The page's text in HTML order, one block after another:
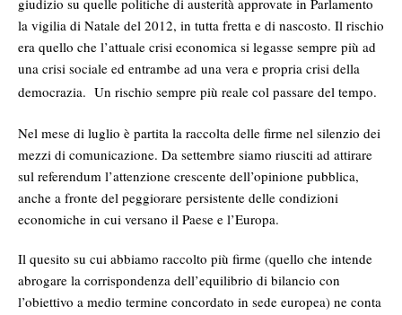
giudizio su quelle politiche di austerità approvate in Parlamento
la vigilia di Natale del 2012, in tutta fretta e di nascosto. Il rischio
era quello che l’attuale crisi economica si legasse sempre più ad
una crisi sociale ed entrambe ad una vera e propria crisi della
democrazia. Un rischio sempre più reale col passare del tempo.
Nel mese di luglio è partita la raccolta delle firme nel silenzio dei
mezzi di comunicazione. Da settembre siamo riusciti ad attirare
sul referendum l’attenzione crescente dell’opinione pubblica,
anche a fronte del peggiorare persistente delle condizioni
economiche in cui versano il Paese e l’Europa.
Il quesito su cui abbiamo raccolto più firme (quello che intende
abrogare la corrispondenza dell’equilibrio di bilancio con
l’obiettivo a medio termine concordato in sede europea) ne conta